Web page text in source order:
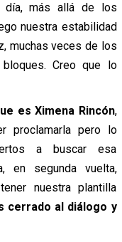
día, más allá de los
nuestra estabilidad
muchas veces de los
Creo que lo
es Ximena Rincón,
proclamarla pero lo
a buscar esa
en segunda vuelta,
nuestra plantilla
cerrado al diálogo y